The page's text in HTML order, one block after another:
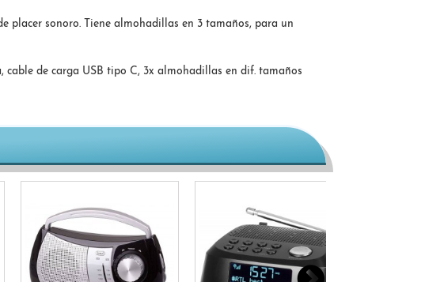
placer sonoro. Tiene almohadillas en 3 tamaños, para un
de carga USB tipo C, 3x almohadillas en dif. tamaños